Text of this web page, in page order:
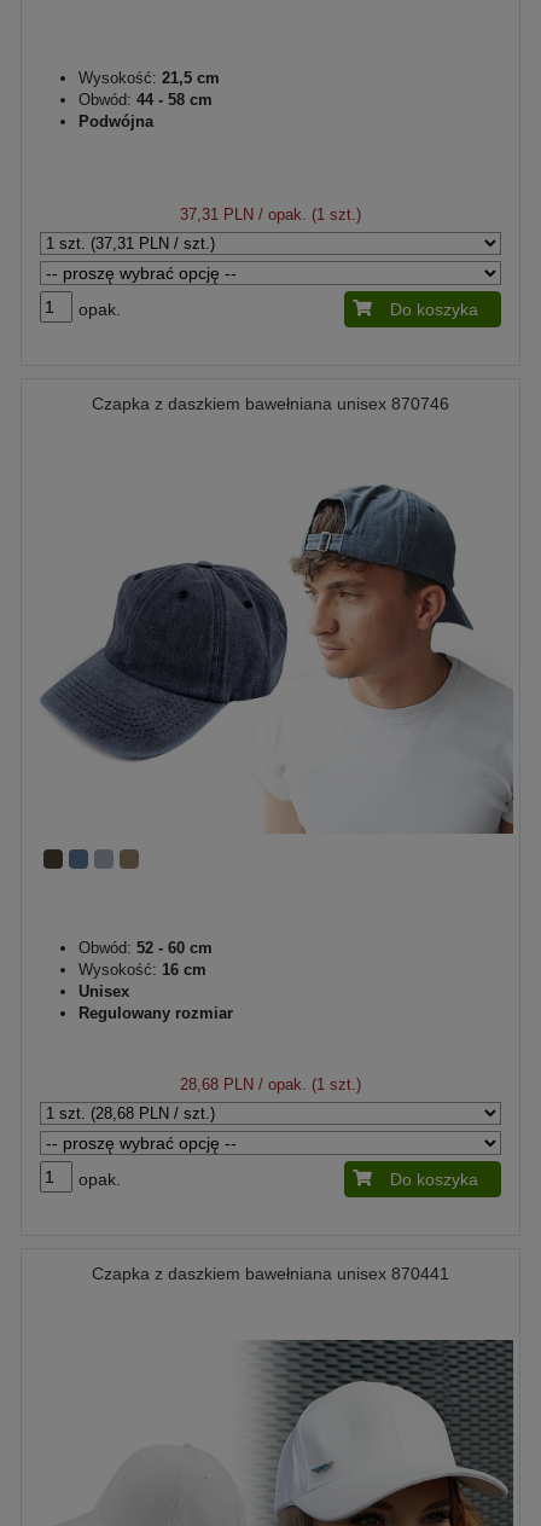
Wysokość: 21,5 cm
Obwód: 44 - 58 cm
Podwójna
37,31 PLN / opak. (1 szt.)
opak. Do koszyka
Czapka z daszkiem bawełniana unisex 870746
Obwód: 52 - 60 cm
Wysokość: 16 cm
Unisex
Regulowany rozmiar
28,68 PLN / opak. (1 szt.)
opak. Do koszyka
Czapka z daszkiem bawełniana unisex 870441